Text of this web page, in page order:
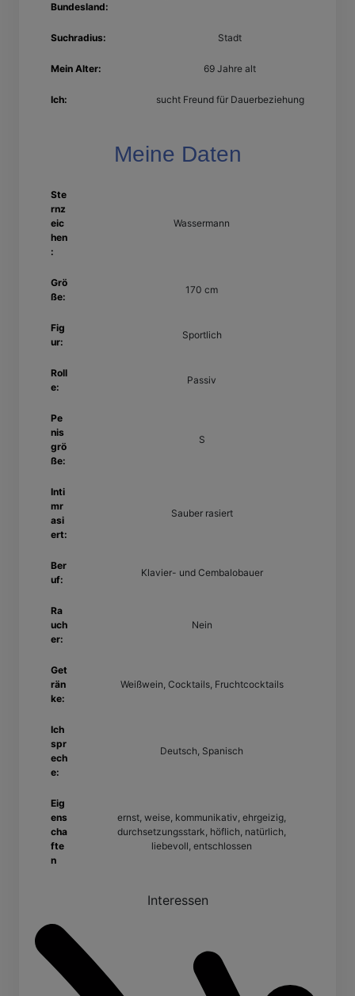
Bundesland:
Suchradius: Stadt
Mein Alter: 69 Jahre alt
Ich: sucht Freund für Dauerbeziehung
Meine Daten
Ste
rnz
eic
hen
:
Wassermann
Grö
ße:
170 cm
Fig
ur:
Sportlich
Roll
e:
Passiv
Pe
nis
grö
ße:
S
Inti
mr
asi
ert:
Sauber rasiert
Ber
uf:
Klavier- und Cembalobauer
Ra
uch
er:
Nein
Get
rän
ke:
Weißwein, Cocktails, Fruchtcocktails
Ich
spr
ech
e:
Deutsch, Spanisch
Eig
ens
cha
fte
n
ernst, weise, kommunikativ, ehrgeizig,
durchsetzungsstark, höflich, natürlich,
liebevoll, entschlossen
Interessen